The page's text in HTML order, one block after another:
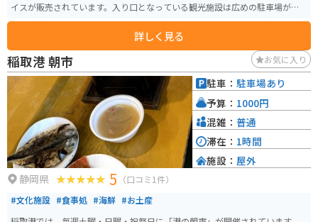
イスが販売されています。入り口となっている観光施設は広めの駐車場があ
り、食事もできます。お土産はわさびを使用した加工品や地酒など名産品が
詳しく見る
稲取港 朝市 お気に入り
静岡県 5 （口コミ1件）
#文化施設 #食事処 #海鮮 #お土産
駐車： 駐車場あり
予算： 1000円
混雑： 普通
滞在： 1時間
施設： 屋外